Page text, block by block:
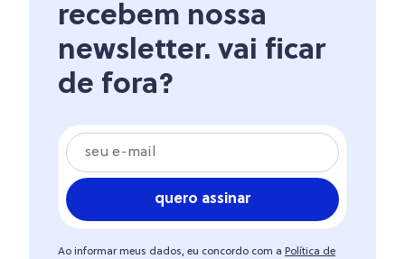
recebem nossa
newsletter. vai ficar
de fora?
quero assinar
Ao informar meus dados, eu concordo com a Política de